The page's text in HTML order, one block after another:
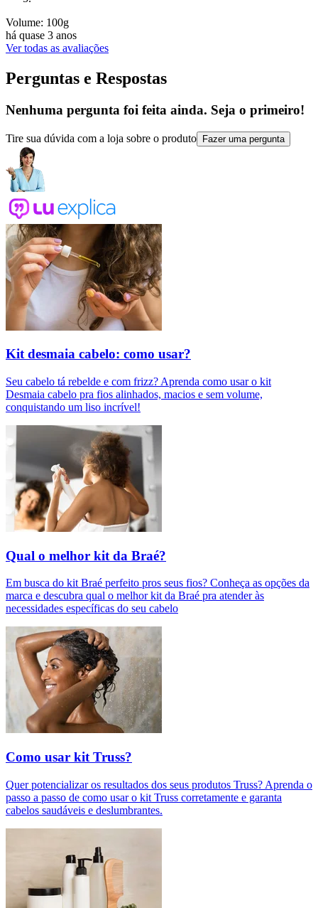
Volume: 100g
há quase 3 anos
Ver todas as avaliações
Perguntas e Respostas
Nenhuma pergunta foi feita ainda. Seja o primeiro!
Tire sua dúvida com a loja sobre o produto Fazer uma pergunta
Kit desmaia cabelo: como usar?
Seu cabelo tá rebelde e com frizz? Aprenda como usar o kit
Desmaia cabelo pra fios alinhados, macios e sem volume,
conquistando um liso incrível!
Qual o melhor kit da Braé?
Em busca do kit Braé perfeito pros seus fios? Conheça as opções da
marca e descubra qual o melhor kit da Braé pra atender às
necessidades específicas do seu cabelo
Como usar kit Truss?
Quer potencializar os resultados dos seus produtos Truss? Aprenda o
passo a passo de como usar o kit Truss corretamente e garanta
cabelos saudáveis e deslumbrantes.